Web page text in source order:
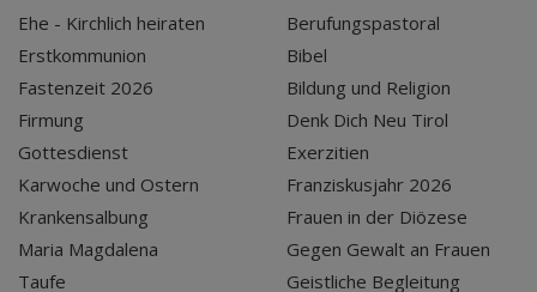
Ehe - Kirchlich heiraten
Erstkommunion
Fastenzeit 2026
Firmung
Gottesdienst
Karwoche und Ostern
Krankensalbung
Maria Magdalena
Taufe
Berufungspastoral
Bibel
Bildung und Religion
Denk Dich Neu Tirol
Exerzitien
Franziskusjahr 2026
Frauen in der Diözese
Gegen Gewalt an Frauen
Geistliche Begleitung